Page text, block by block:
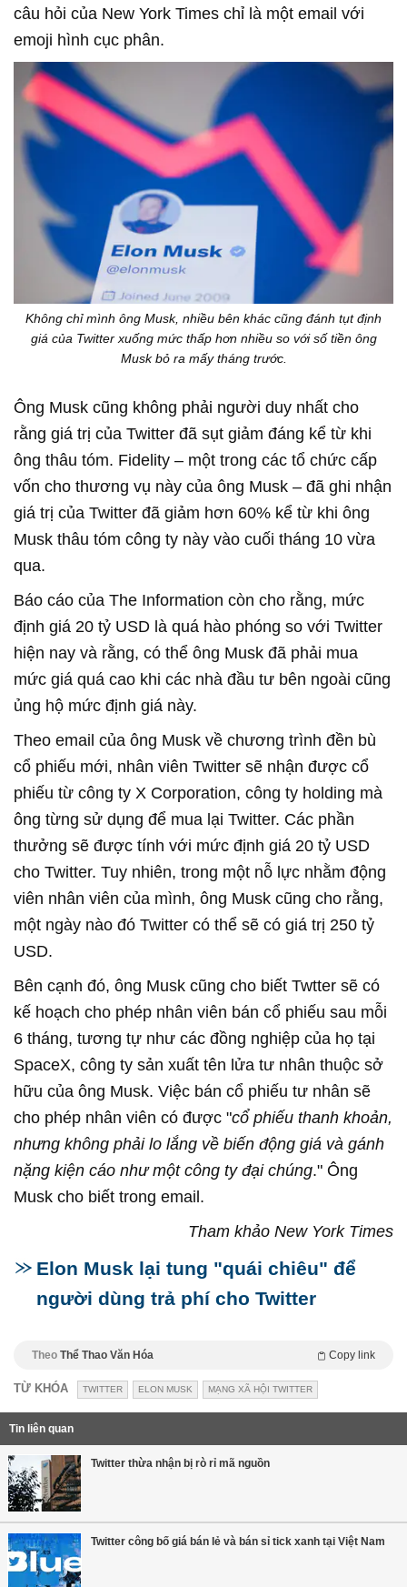
câu hỏi của New York Times chỉ là một email với
emoji hình cục phân.
Không chỉ mình ông Musk, nhiều bên khác cũng đánh tụt định
giá của Twitter xuống mức thấp hơn nhiều so với số tiền ông
Musk bỏ ra mấy tháng trước.
Ông Musk cũng không phải người duy nhất cho
rằng giá trị của Twitter đã sụt giảm đáng kể từ khi
ông thâu tóm. Fidelity – một trong các tổ chức cấp
vốn cho thương vụ này của ông Musk – đã ghi nhận
giá trị của Twitter đã giảm hơn 60% kể từ khi ông
Musk thâu tóm công ty này vào cuối tháng 10 vừa
qua.
Báo cáo của The Information còn cho rằng, mức
định giá 20 tỷ USD là quá hào phóng so với Twitter
hiện nay và rằng, có thể ông Musk đã phải mua
mức giá quá cao khi các nhà đầu tư bên ngoài cũng
ủng hộ mức định giá này.
Theo email của ông Musk về chương trình đền bù
cổ phiếu mới, nhân viên Twitter sẽ nhận được cổ
phiếu từ công ty X Corporation, công ty holding mà
ông từng sử dụng để mua lại Twitter. Các phần
thưởng sẽ được tính với mức định giá 20 tỷ USD
cho Twitter. Tuy nhiên, trong một nỗ lực nhằm động
viên nhân viên của mình, ông Musk cũng cho rằng,
một ngày nào đó Twitter có thể sẽ có giá trị 250 tỷ
USD.
Bên cạnh đó, ông Musk cũng cho biết Twtter sẽ có
kế hoạch cho phép nhân viên bán cổ phiếu sau mỗi
6 tháng, tương tự như các đồng nghiệp của họ tại
SpaceX, công ty sản xuất tên lửa tư nhân thuộc sở
hữu của ông Musk. Việc bán cổ phiếu tư nhân sẽ
cho phép nhân viên có được "cổ phiếu thanh khoản,
nhưng không phải lo lắng về biến động giá và gánh
nặng kiện cáo như một công ty đại chúng." Ông
Musk cho biết trong email.
Tham khảo New York Times
Elon Musk lại tung "quái chiêu" để
người dùng trả phí cho Twitter
Theo Thể Thao Văn Hóa Copy link
TỪ KHÓA TWITTER ELON MUSK MẠNG XÃ HỘI TWITTER
Tin liên quan
Twitter thừa nhận bị rò rỉ mã nguồn
Twitter công bố giá bán lẻ và bán sỉ tick xanh tại Việt Nam